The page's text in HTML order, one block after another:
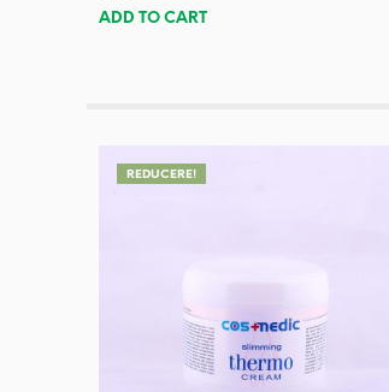
ADD TO CART
REDUCERE!